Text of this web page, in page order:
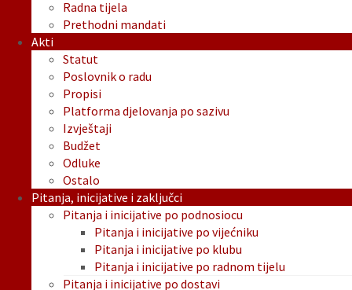
Radna tijela
Prethodni mandati
Akti
Statut
Poslovnik o radu
Propisi
Platforma djelovanja po sazivu
Izvještaji
Budžet
Odluke
Ostalo
Pitanja, inicijative i zaključci
Pitanja i inicijative po podnosiocu
Pitanja i inicijative po vijećniku
Pitanja i inicijative po klubu
Pitanja i inicijative po radnom tijelu
Pitanja i inicijative po dostavi